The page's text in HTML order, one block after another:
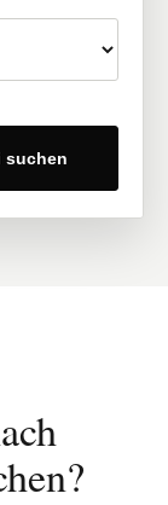
suchen